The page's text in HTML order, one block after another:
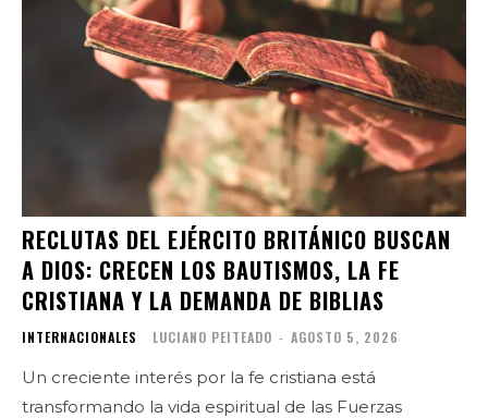
RECLUTAS DEL EJÉRCITO BRITÁNICO BUSCAN
A DIOS: CRECEN LOS BAUTISMOS, LA FE
CRISTIANA Y LA DEMANDA DE BIBLIAS
INTERNACIONALES LUCIANO PEITEADO - AGOSTO 5, 2026
Un creciente interés por la fe cristiana está
transformando la vida espiritual de las Fuerzas